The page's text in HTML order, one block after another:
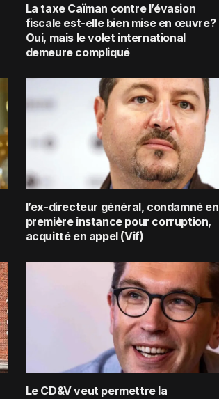
La taxe Caïman contre l’évasion
fiscale est-elle bien mise en œuvre?
Oui, mais le volet international
demeure compliqué
l’ex-directeur général, condamné en
première instance pour corruption,
acquitté en appel (Vif)
Le CD&V veut permettre la